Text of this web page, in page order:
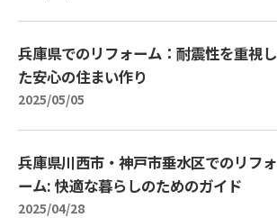
兵庫県でのリフォーム：耐震性を重視し
た安心の住まい作り
2025/05/05
兵庫県川西市・神戸市垂水区でのリフォ
ーム: 快適な暮らしのためのガイド
2025/04/28